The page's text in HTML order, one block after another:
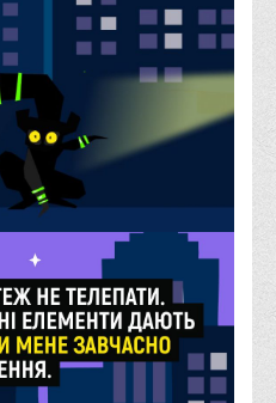
співпраці
та вебінарів
практика)